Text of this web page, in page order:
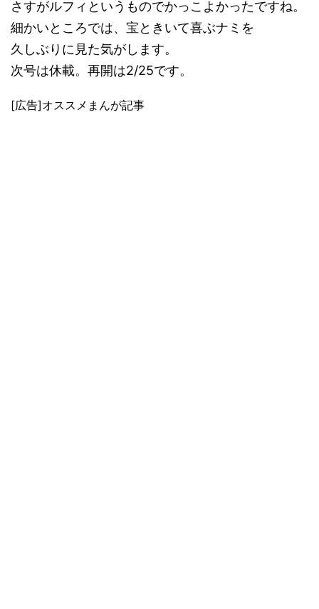
さすがルフィというものでかっこよかったですね。
細かいところでは、宝ときいて喜ぶナミを
久しぶりに見た気がします。
次号は休載。再開は2/25です。
[広告]オススメまんが記事